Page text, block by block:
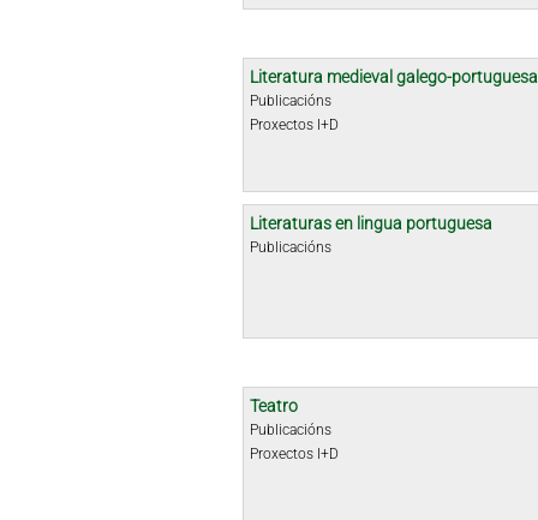
Literatura medieval galego-portuguesa
Publicacións
Proxectos I+D
Literaturas en lingua portuguesa
Publicacións
Teatro
Publicacións
Proxectos I+D